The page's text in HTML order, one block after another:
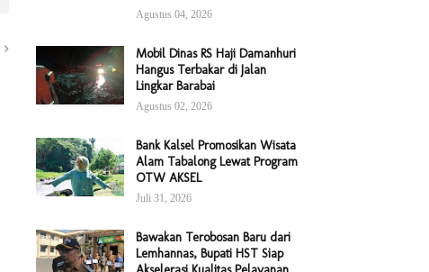
Agustus 04, 2026
Mobil Dinas RS Haji Damanhuri
Hangus Terbakar di Jalan
Lingkar Barabai
Agustus 02, 2026
Bank Kalsel Promosikan Wisata
Alam Tabalong Lewat Program
OTW AKSEL
Juli 31, 2026
Bawakan Terobosan Baru dari
Lemhannas, Bupati HST Siap